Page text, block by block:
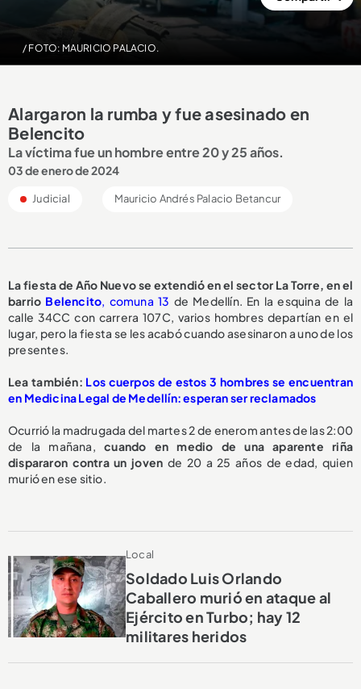
/ FOTO: MAURICIO PALACIO.
Alargaron la rumba y fue asesinado en
Belencito
La víctima fue un hombre entre 20 y 25 años.
03 de enero de 2024
Judicial Mauricio Andrés Palacio Betancur
La fiesta de Año Nuevo se extendió en el sector La Torre, en el
barrio Belencito, comuna 13 de Medellín. En la esquina de la
calle 34CC con carrera 107C, varios hombres departían en el
lugar, pero la fiesta se les acabó cuando asesinaron a uno de los
presentes.
Lea también: Los cuerpos de estos 3 hombres se encuentran
en Medicina Legal de Medellín: esperan ser reclamados
Ocurrió la madrugada del martes 2 de enerom antes de las 2:00
de la mañana, cuando en medio de una aparente riña
dispararon contra un joven de 20 a 25 años de edad, quien
murió en ese sitio.
Local
Soldado Luis Orlando
Caballero murió en ataque al
Ejército en Turbo; hay 12
militares heridos